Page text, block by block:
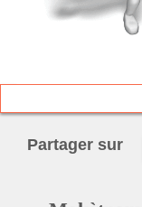
Partager sur